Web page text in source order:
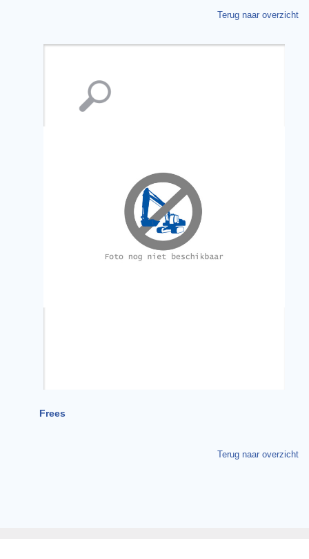
Terug naar overzicht
Vergroting
Frees
Terug naar overzicht